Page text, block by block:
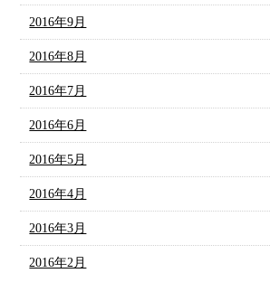
2016年9月
2016年8月
2016年7月
2016年6月
2016年5月
2016年4月
2016年3月
2016年2月